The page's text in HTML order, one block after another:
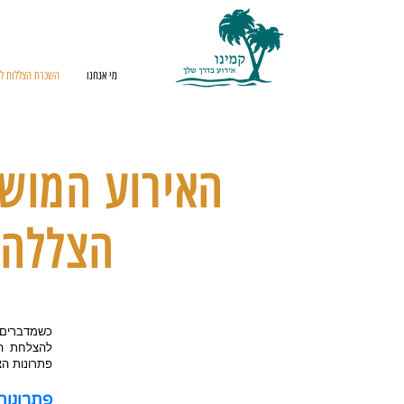
השכרת הצללות מי אנחנו
האירוע
להצלחת
פתרונות